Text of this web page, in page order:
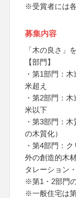
※受賞者には
募集内容
「木の良さ」
【部門】
・第1部門：
米超え
・第2部門：
米以下
・第3部門：
の木質化）
・第4部門：
外の創造的木
タレーション
※第1・2部門
※一般住宅は